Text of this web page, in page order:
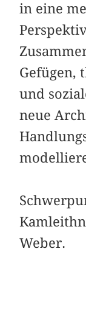
in eine
Gefügen,
und
neue
Weber.